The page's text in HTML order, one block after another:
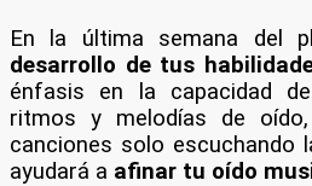
En la última semana del
desarrollo de tus
énfasis en la capacidad
ritmos y melodías de
canciones solo escuchando
ayudará a afinar tu oído